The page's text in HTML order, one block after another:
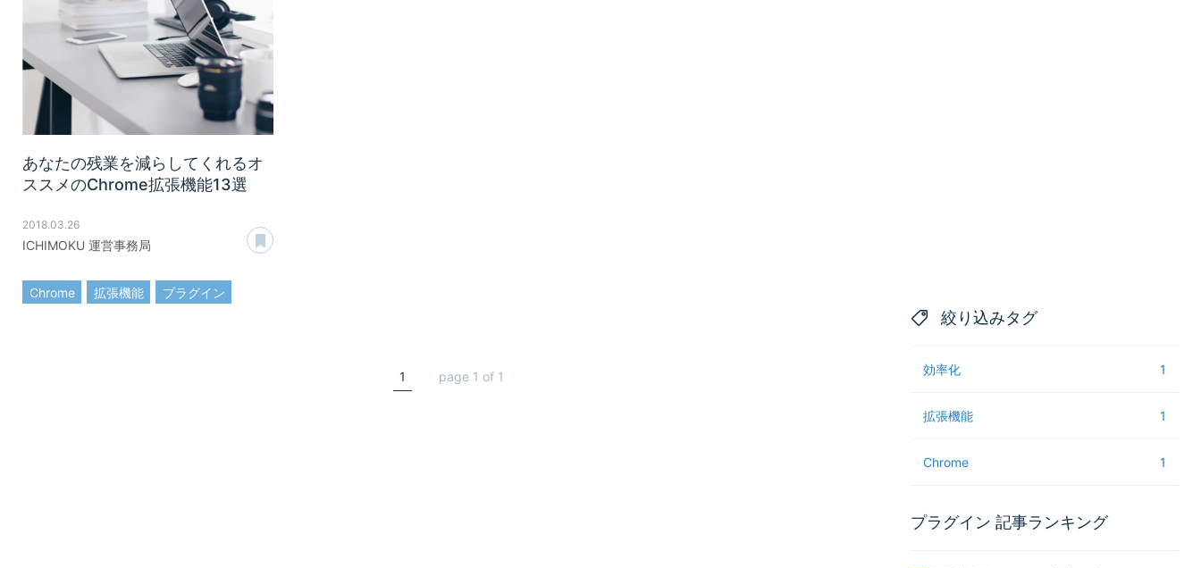
あなたの残業を減らしてくれるオ
ススメのChrome拡張機能13選
2018.03.26
ICHIMOKU 運営事務局
Chrome 拡張機能
プラグイン
1 page 1 of 1
絞り込みタグ
効率化 1
拡張機能 1
Chrome 1
プラグイン 記事ランキング